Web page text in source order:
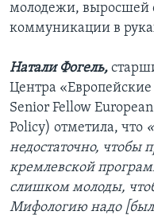
молодежи, выросшей
коммуникации в
Натали Фогель,
Центра
Senior Fellow
Policy) отметила, что
недостаточно, чтобы
кремлевской
слишком молоды,
Мифологию надо